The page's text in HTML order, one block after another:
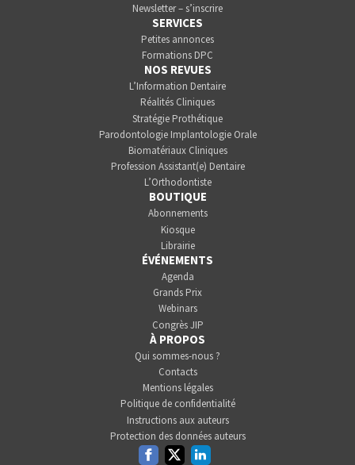
Newsletter – s’inscrire
SERVICES
Petites annonces
Formations DPC
NOS REVUES
L’Information Dentaire
Réalités Cliniques
Stratégie Prothétique
Parodontologie Implantologie Orale
Biomatériaux Cliniques
Profession Assistant(e) Dentaire
L’Orthodontiste
BOUTIQUE
Abonnements
Kiosque
Librairie
ÉVÉNEMENTS
Agenda
Grands Prix
Webinars
Congrès JIP
À PROPOS
Qui sommes-nous ?
Contacts
Mentions légales
Politique de confidentialité
Instructions aux auteurs
Protection des données auteurs
FacebookTwitterLinkedin